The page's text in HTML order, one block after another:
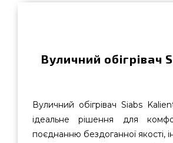
Вуличний
Вуличний обігрівач Siabs
ідеальне рішення для
поєднанню бездоганної якості,